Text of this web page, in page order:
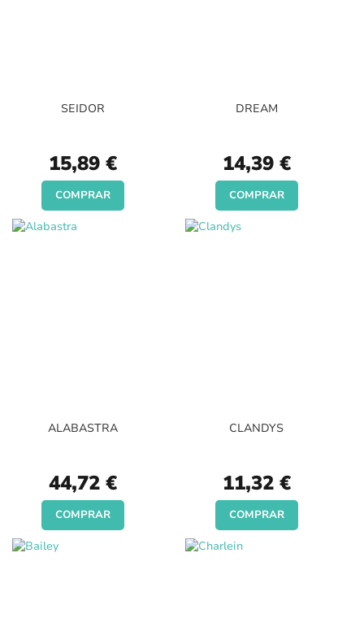
SEIDOR
15,89 €
COMPRAR
DREAM
14,39 €
COMPRAR
ALABASTRA
44,72 €
COMPRAR
CLANDYS
11,32 €
COMPRAR